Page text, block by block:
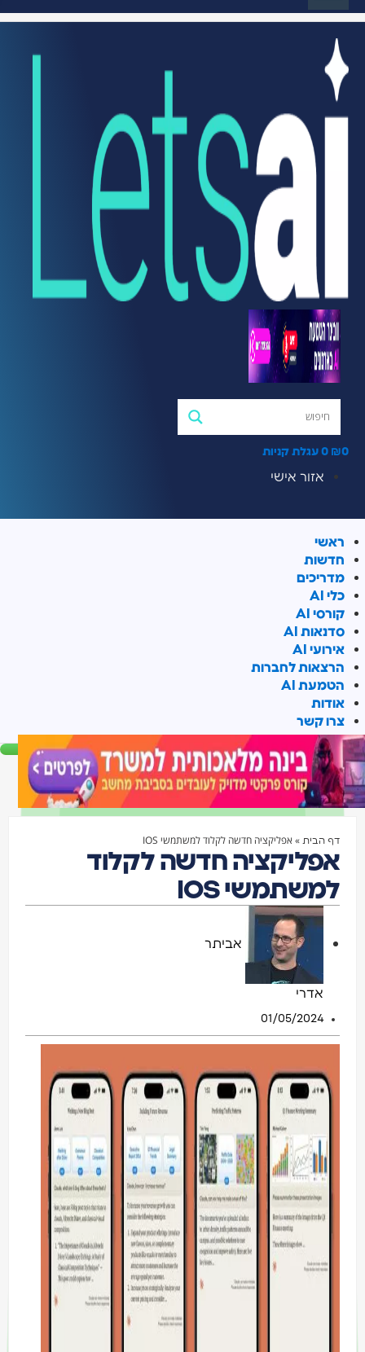
₪
0 עגלת קניות
אזור אישי
ראשי
חדשות
מדריכים
כלי AI
קורסי AI
סדנאות AI
אירועי AI
הרצאות לחברות
הטמעת AI
אודות
צרו קשר
דף הבית»אפליקציה חדשה לקלוד למשתמשי IOS
אפליקציה חדשה לקלוד
למשתמשי IOS
אביתר
אדרי
01/05/2024